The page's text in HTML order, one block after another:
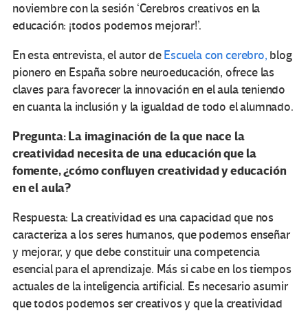
noviembre con la sesión ‘Cerebros creativos en la
educación: ¡todos podemos mejorar!’.
En esta entrevista, el autor deEscuela con cerebro, blog
pionero en España sobre neuroeducación, ofrece las
claves para favorecer la innovación en el aula teniendo
en cuanta la inclusión y la igualdad de todo el alumnado.
Pregunta: La imaginación de la que nace la
creatividad necesita de una educación que la
fomente, ¿cómo confluyen creatividad y educación
en el aula?
Respuesta: La creatividad es una capacidad que nos
caracteriza a los seres humanos, que podemos enseñar
y mejorar, y que debe constituir una competencia
esencial para el aprendizaje. Más si cabe en los tiempos
actuales de la inteligencia artificial. Es necesario asumir
que todos podemos ser creativos y que la creatividad